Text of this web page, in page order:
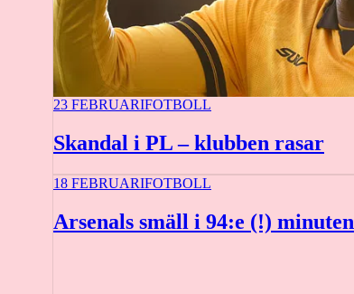
23 FEBRUARIFOTBOLL
Skandal i PL – klubben rasar
18 FEBRUARIFOTBOLL
Arsenals smäll i 94:e (!) minuten